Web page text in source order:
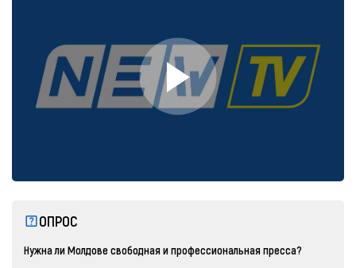
ОПРОС
Нужна ли Молдове свободная и профессиональная пресса?